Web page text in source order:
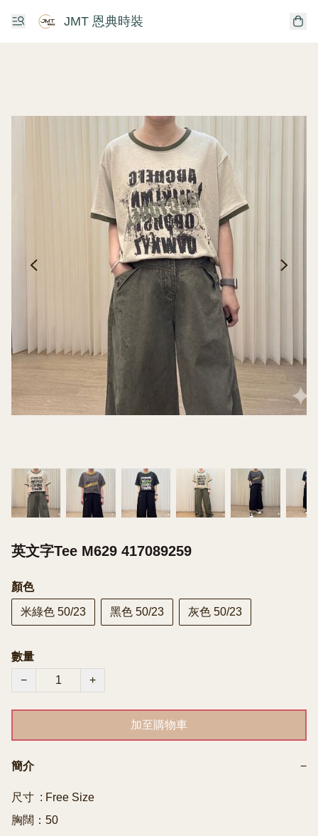
JMT 恩典時裝
英文字Tee M629 417089259
顏色
米綠色 50/23 黑色 50/23 灰色 50/23
數量
−
+
加至購物車
簡介 −
尺寸  : Free Size
胸闊：50